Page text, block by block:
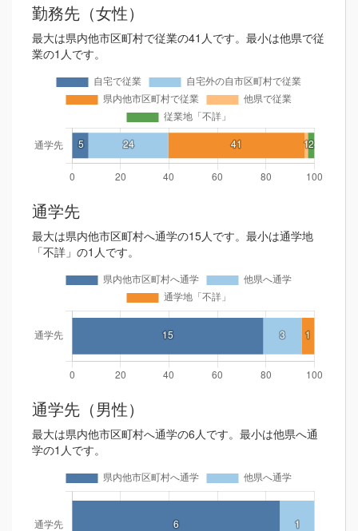
勤務先（女性）
最大は県内他市区町村で従業の41人です。最小は他県で従
業の1人です。
通学先
最大は県内他市区町村へ通学の15人です。最小は通学地
「不詳」の1人です。
通学先（男性）
最大は県内他市区町村へ通学の6人です。最小は他県へ通
学の1人です。